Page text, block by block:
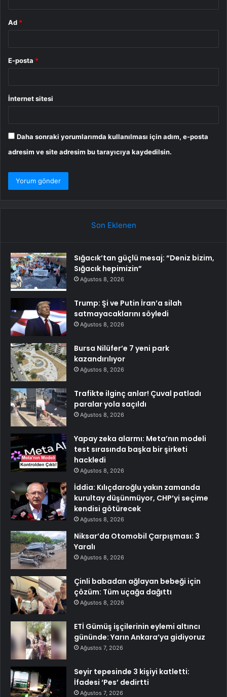
Ad *
E-posta *
İnternet sitesi
Daha sonraki yorumlarımda kullanılması için adım, e-posta
adresim ve site adresim bu tarayıcıya kaydedilsin.
Son Eklenen
Sığacık’tan güçlü mesaj: “Deniz bizim,
Sığacık hepimizin”
Ağustos 8, 2026
Trump: Şi ve Putin İran’a silah
satmayacaklarını söyledi
Ağustos 8, 2026
Bursa Nilüfer’e 7 yeni park
kazandırılıyor
Ağustos 8, 2026
Trafikte ilginç anlar! Çuval patladı
paralar yola saçıldı
Ağustos 8, 2026
Yapay zeka alarmı: Meta’nın modeli
test sırasında başka bir şirketi
hackledi
Ağustos 8, 2026
İddia: Kılıçdaroğlu yakın zamanda
kurultay düşünmüyor, CHP’yi seçime
kendisi götürecek
Ağustos 8, 2026
Niksar’da Otomobil Çarpışması: 3
Yaralı
Ağustos 8, 2026
Çinli babadan ağlayan bebeği için
çözüm: Tüm uçağa dağıttı
Ağustos 8, 2026
ETİ Gümüş işçilerinin eylemi altıncı
gününde: Yarın Ankara’ya gidiyoruz
Ağustos 7, 2026
Seyir tepesinde 3 kişiyi katletti:
İfadesi ‘Pes’ dedirtti
Ağustos 7, 2026